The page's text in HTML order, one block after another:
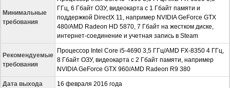
Минимальные
требования
ГГц, 6 Гбайт ОЗУ, видеокарта с 1 Гбайт памяти и
поддержкой DirectX 11, например NVIDIA GeForce GTX
480/AMD Radeon HD 5870, 7 Гбайт на жестком диске,
интернет-соединение и учетная запись в Steam
Рекомендуемые
требования
Процессор Intel Core i5-4690 3,5 ГГц/AMD FX-8350 4 ГГц,
8 Гбайт ОЗУ, видеокарта с 2 Гбайт памяти, например
NVIDIA GeForce GTX 960/AMD Radeon R9 380
Дата выхода 16 февраля 2016 года